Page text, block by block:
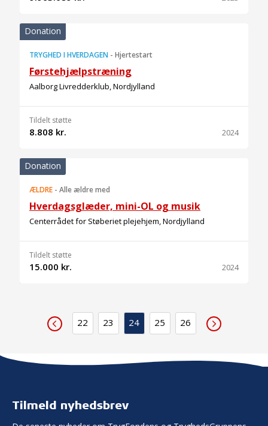
Donation
TRYGHED I HVERDAGEN - Hjertestart
Førstehjælpstræning
Aalborg Livredderklub, Nordjylland
Tildelt støtte
8.808 kr. 2024
Donation
ÆLDRE - Alle ældre med
Hverdagsglæder, mini-OL og musik
Centerrådet for Støberiet plejehjem, Nordjylland
Tildelt støtte
15.000 kr. 2024
22 23 24 25 26
Tilmeld nyhedsbrev